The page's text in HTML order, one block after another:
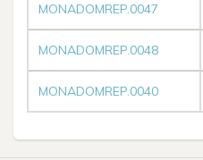
MONADOMREP.0047
MONADOMREP.0048
MONADOMREP.0040